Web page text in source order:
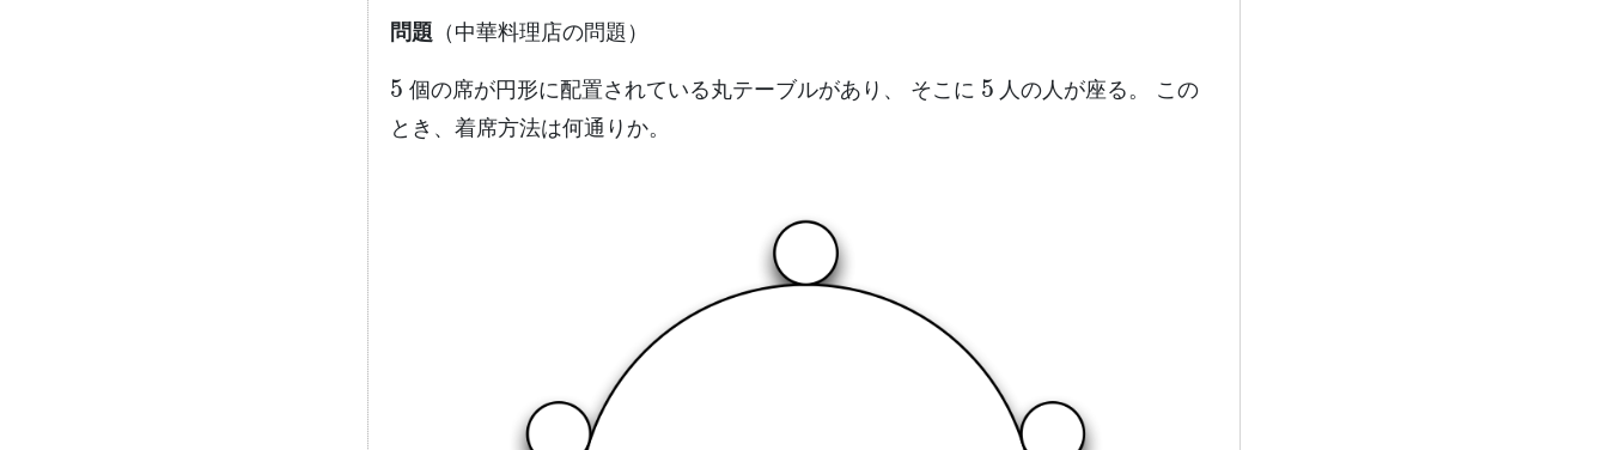
問題 （中華料理店の問題）
5
個の席が円形に配置されている丸テーブルがあり、 そこに
5
人の人が座る。 この
とき、着席方法は何通りか。